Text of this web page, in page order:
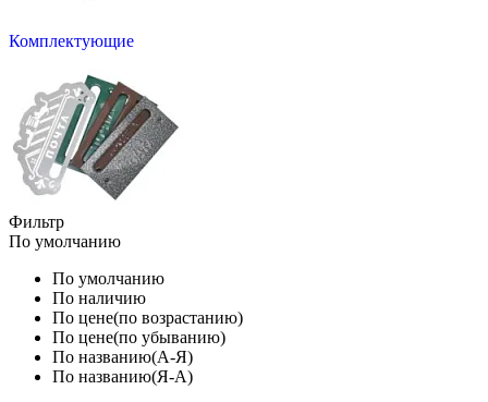
Комплектующие
Фильтр
По умолчанию
По умолчанию
По наличию
По цене(по возрастанию)
По цене(по убыванию)
По названию(А-Я)
По названию(Я-А)